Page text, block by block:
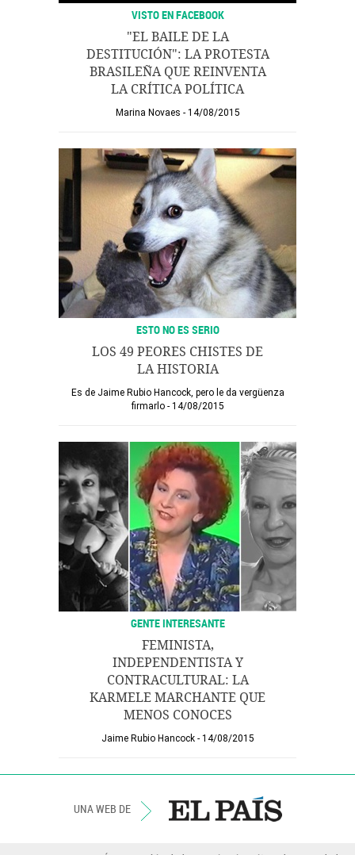
VISTO EN FACEBOOK
"EL BAILE DE LA
DESTITUCIÓN": LA PROTESTA
BRASILEÑA QUE REINVENTA
LA CRÍTICA POLÍTICA
Marina Novaes 14/08/2015
ESTO NO ES SERIO
LOS 49 PEORES CHISTES DE
LA HISTORIA
Es de Jaime Rubio Hancock, pero le da vergüenza
firmarlo
14/08/2015
GENTE INTERESANTE
FEMINISTA,
INDEPENDENTISTA Y
CONTRACULTURAL: LA
KARMELE MARCHANTE QUE
MENOS CONOCES
Jaime Rubio Hancock 14/08/2015
UNA WEB DE